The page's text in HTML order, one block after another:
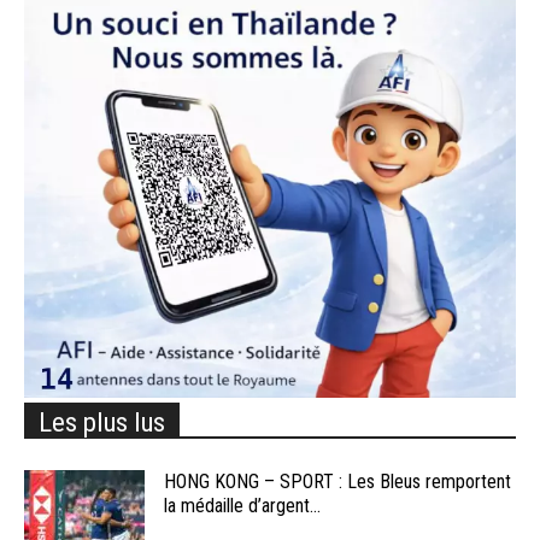
Les plus lus
HONG KONG – SPORT : Les Bleus remportent
la médaille d’argent...